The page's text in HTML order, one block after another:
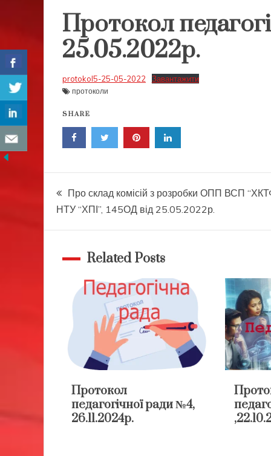
Протокол
25.05.2022р.
protokol5-25-05-2022 Завантажити
протоколи
SHARE
Навігація
записів
Про склад комісій з розробки ОПП ВСП
НТУ “ХПІ”, 145ОД від 25.05.2022р.
Related Posts
Протокол
педагогічної ради №4,
26.11.2024р.